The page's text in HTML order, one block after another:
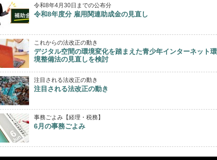
令和8年4月30日までの公布分
令和8年度分 雇用関連助成金の見直し
これからの法改正の動き
デジタル空間の環境変化を踏まえた青少年インターネット環
境整備法の見直しを検討
注目される法改正の動き
注目される法改正の動き
事務ごよみ【経理・税務】
6月の事務ごよみ